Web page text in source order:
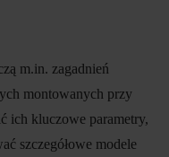
m.in. zagadnień
montowanych przy
ich kluczowe parametry,
szczegółowe modele